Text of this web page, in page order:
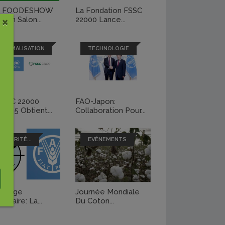
Un Salon...
La Fondation FSSC
22000 Lance...
NORMALISATION
22000
5 Obtient...
TECHNOLOGIE
FAO-Japon:
Collaboration Pour...
SÉCURITÉ...
La...
EVÉNEMENTS
Journée Mondiale
Du Coton...
×